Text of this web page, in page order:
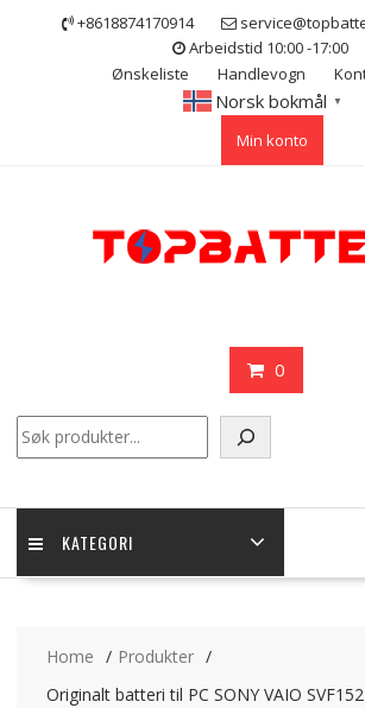
+8618874170914
Arbeidstid 10:00 -17:00
Ønskeliste
Handlevogn
Norsk bokmål ▼
Min konto
0
KATEGORI
Home
Produkter
Originalt batteri til PC SONY VAIO